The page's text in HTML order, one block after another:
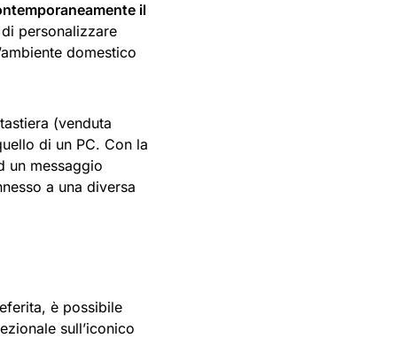
il
personalizzare
domestico
(venduta
di un PC. Con la
un messaggio
a una diversa
è possibile
sull’iconico